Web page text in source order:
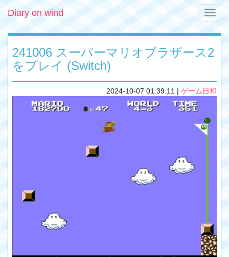
Toggle
Diary on wind
241006 スーパーマリオブラザース2
をプレイ (Switch)
2024-10-07 01:39:11 | ゲーム日和